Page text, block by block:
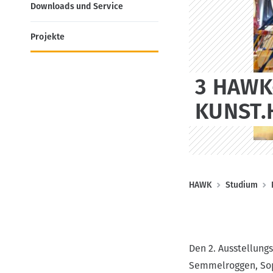
o
n
t
e
(
Downloads und Service
Projekte
3
P
n
HAWK Studium
Den 2.
Semmelroggen,